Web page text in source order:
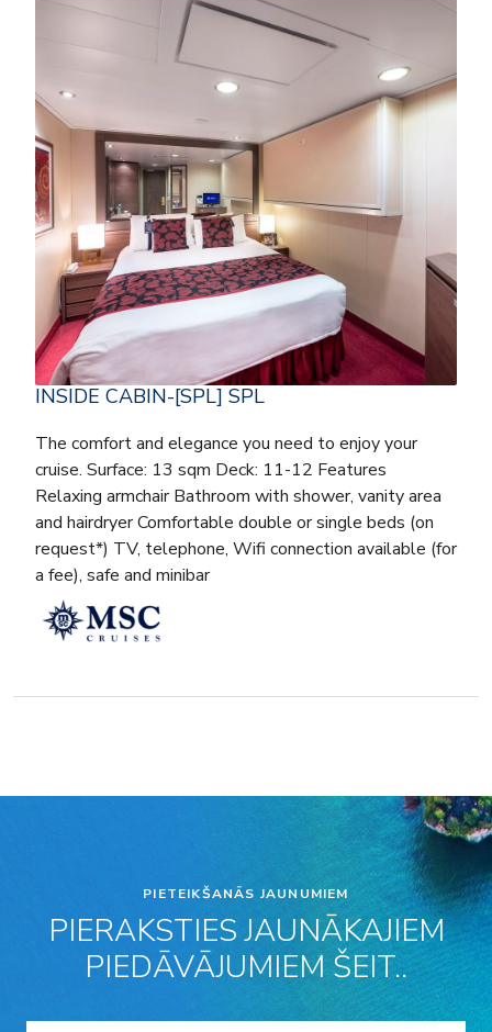
INSIDE CABIN-[SPL] SPL
The comfort and elegance you need to enjoy your
cruise. Surface: 13 sqm Deck: 11-12 Features
Relaxing armchair Bathroom with shower, vanity area
and hairdryer Comfortable double or single beds (on
request*) TV, telephone, Wifi connection available (for
a fee), safe and minibar
PIETEIKŠANĀS JAUNUMIEM
PIERAKSTIES JAUNĀKAJIEM
PIEDĀVĀJUMIEM ŠEIT..